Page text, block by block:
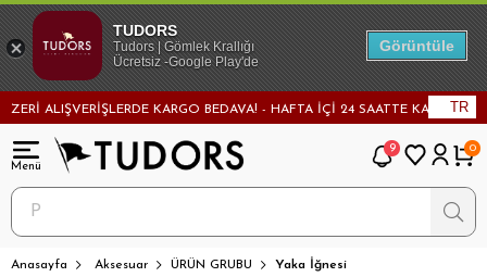
ALIŞVERİŞLERDE KARGO BEDAVA! - HAFTA İÇİ 24 SAATTE KARGODA! -
TR
9 0
Anasayfa Aksesuar ÜRÜN GRUBU Yaka İğnesi
TUDORS
Tudors | Gömlek Krallığı
Ücretsiz -Google Play'de
Görüntüle